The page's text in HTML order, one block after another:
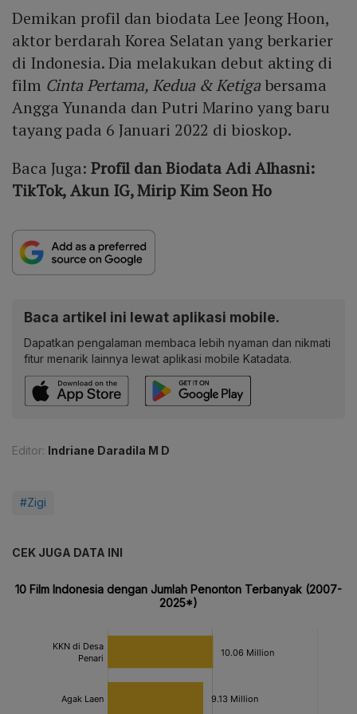
Demikan profil dan biodata Lee Jeong Hoon,
aktor berdarah Korea Selatan yang berkarier
di Indonesia. Dia melakukan debut akting di
film Cinta Pertama, Kedua & Ketigabersama
Angga Yunanda dan Putri Marino yang baru
tayang pada 6 Januari 2022 di bioskop.
Baca Juga: Profil dan Biodata Adi Alhasni:
TikTok, Akun IG, Mirip Kim Seon Ho
Baca artikel ini lewat aplikasi mobile.
Dapatkan pengalaman membaca lebih nyaman dan nikmati
fitur menarik lainnya lewat aplikasi mobile Katadata.
Editor: Indriane Daradila M D
#Zigi
CEK JUGA DATA INI